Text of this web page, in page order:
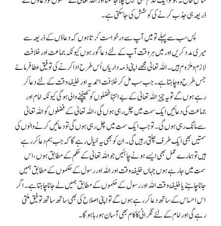
ذریعہ ہی جذب کرنے کی کوشش کی جا سکتی ہے۔
پس سب سے پہلے تو میں آپ سے درخواست کرتا ہوں کہ دعاؤں کے ذریعہ سے
میری مدد کریں اور میں ہر وقت آپ کے لئے دعاگو رہوں کیونکہ جماعت اور خلافت
لازم و ملزوم ہیں۔ اللہ تعالیٰ مجھے اپنی ذمہ داریاں اُس طرح ادا کرنے کی توفیق عطا فرمائے
جس طرح وہ چاہتا ہے۔ جب سب مل کر خلافت احمدیہ اور خلیفۂ وقت کے لئے دعا کر
رہے ہوں گے تو یہ چیز اللہ تعالیٰ کے بے انتہا فضلوں کو کھینچنے والی ہو گی کیونکہ امام اور
جماعت کی دعائیں ایک سمت میں چل رہی ہوں گی، اللہ تعالیٰ کے فضلوں کو اللہ تعالیٰ
سے مانگ رہی ہوں گی۔ تو جب ایک سمت میں چل رہی ہوں گی تو دعائیں کرنے والوں کی
سمتیں بھی ایک طرف چلتی رہیں گی۔ ان کو بھی یہ خیال رہے گا کہ جب ہم دعا کر رہے
ہیں تو ہمارے عمل بھی ایسے ہونے چاہئیں جو اللہ تعالیٰ کے حکم کے مطابق ہوں، اس
سمت میں جا رہے ہوں جہاں خلیفۂ وقت اور اللہ اور رسول کے حکموں کے مطابق ہمیں
جانا چاہئے یا خلیفۂ وقت اللہ اور رسول کے حکموں کے مطابق ہمیں لے جانا چاہتا ہے۔ اگر
اس احساس کے ساتھ دعاکر رہے ہوں گے تو اپنی اصلاح کی بھی ساتھ ساتھ توفیق ملتی
رہے گی اور امام کے لئے نگرانی کا کام بھی آسان ہو رہا ہو گا۔